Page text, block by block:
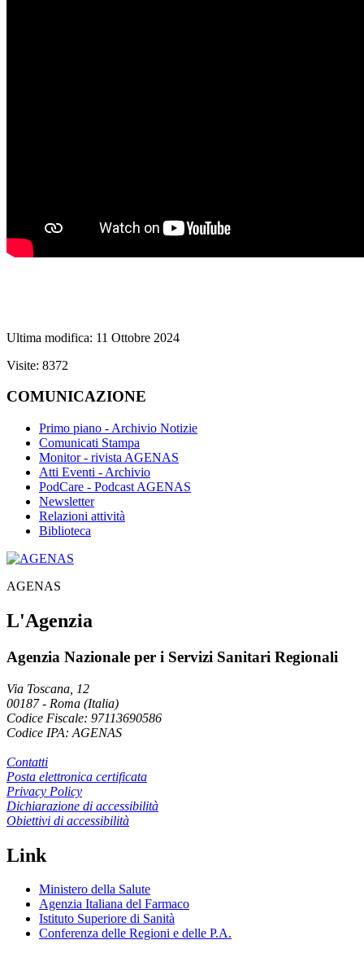
Ultima modifica: 11 Ottobre 2024
Visite: 8372
COMUNICAZIONE
Primo piano - Archivio Notizie
Comunicati Stampa
Monitor - rivista AGENAS
Atti Eventi - Archivio
PodCare - Podcast AGENAS
Newsletter
Relazioni attività
Biblioteca
AGENAS
L'Agenzia
Agenzia Nazionale per i Servizi Sanitari Regionali
Via Toscana, 12
00187- Roma (Italia)
Codice Fiscale: 97113690586
Codice IPA: AGENAS
Contatti
Posta elettronica certificata
Privacy Policy
Dichiarazione di accessibilità
Obiettivi di accessibilità
Link
Ministero della Salute
Agenzia Italiana del Farmaco
Istituto Superiore di Sanità
Conferenza delle Regioni e delle P.A.